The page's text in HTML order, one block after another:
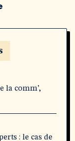
la comm’,
: le cas de